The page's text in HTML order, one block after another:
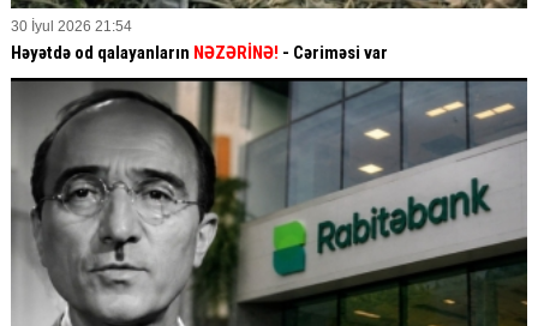
30 İyul 2026 21:54
Həyətdə od qalayanların NƏZƏRİNƏ! - Cəriməsi var